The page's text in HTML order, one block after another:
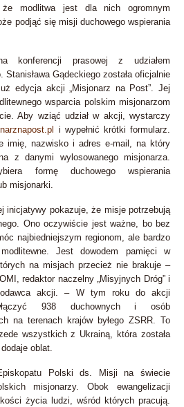
że modlitwa jest dla nich ogromnym
podjąć się misji duchowego wspierania
konferencji prasowej z udziałem
Gądeckiego została oficjalnie
edycja akcji „Misjonarz na Post”. Jej
wsparcia polskim misjonarzom
Aby wziąć udział w akcji, wystarczy
i wypełnić krótki formularz.
imię, nazwisko i adres e-mail, na który
z danymi wylosowanego misjonarza.
formę duchowego wspierania
misjonarki.
inicjatywy pokazuje, że misje potrzebują
Ono oczywiście jest ważne, bo bez
najbiedniejszym regionom, ale bardzo
Jest dowodem pamięci w
na misjach przecież nie brakuje –
redaktor naczelny „Misyjnych Dróg” i
akcji. – W tym roku do akcji
938 duchownych i osób
na terenach krajów byłego ZSRR. To
wszystkich z Ukrainą, która została
oblat.
Polski ds. Misji na świecie
misjonarzy. Obok ewangelizacji
życia ludzi, wśród których pracują.